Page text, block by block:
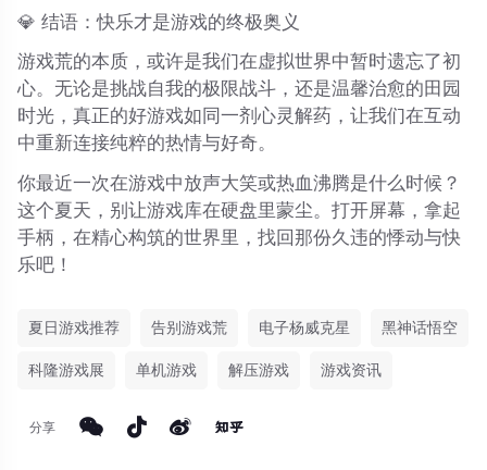
💎结语：快乐才是游戏的终极奥义
游戏荒的本质，或许是我们在虚拟世界中暂时遗忘了初
心。无论是挑战自我的极限战斗，还是温馨治愈的田园
时光，真正的好游戏如同一剂心灵解药，让我们在互动
中重新连接纯粹的热情与好奇。
你最近一次在游戏中放声大笑或热血沸腾是什么时候？
这个夏天，别让游戏库在硬盘里蒙尘。打开屏幕，拿起
手柄，在精心构筑的世界里，找回那份久违的悸动与快
乐吧！
夏日游戏推荐 告别游戏荒 电子杨威克星 黑神话悟空
科隆游戏展 单机游戏 解压游戏 游戏资讯
分享